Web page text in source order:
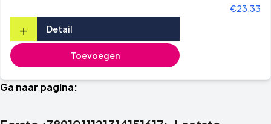
€23,33
+ Detail
Toevoegen
Ga naar pagina: